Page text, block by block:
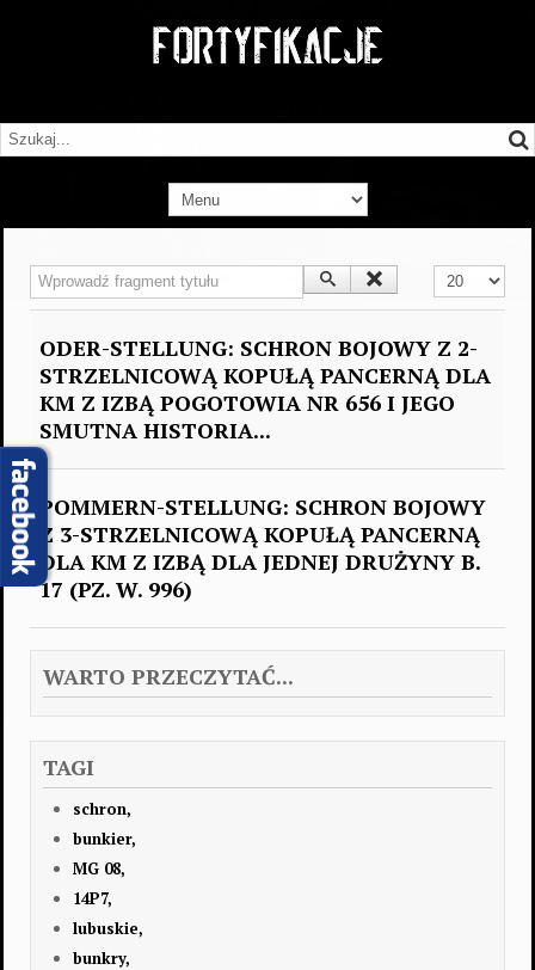
Wprowadź fragment tytułu Pokaż #
ODER-STELLUNG: SCHRON BOJOWY Z 2-
STRZELNICOWĄ KOPUŁĄ PANCERNĄ DLA
KM Z IZBĄ POGOTOWIA NR 656 I JEGO
SMUTNA HISTORIA...
POMMERN-STELLUNG: SCHRON BOJOWY
Z 3-STRZELNICOWĄ KOPUŁĄ PANCERNĄ
DLA KM Z IZBĄ DLA JEDNEJ DRUŻYNY B.
17 (PZ. W. 996)
WARTO PRZECZYTAĆ...
TAGI
schron,
bunkier,
MG 08,
14P7,
lubuskie,
bunkry,